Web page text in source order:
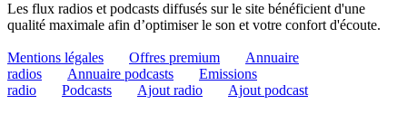
Les flux radios et podcasts diffusés sur le site bénéficient d'une
qualité maximale afin d’optimiser le son et votre confort d'écoute.
Mentions légales Offres premium
Annuaire
radios
Annuaire podcasts
Emissions
radio
Podcasts Ajout radio Ajout podcast